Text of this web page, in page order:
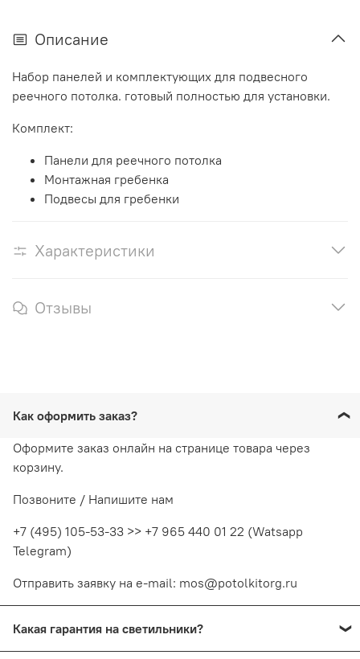
Описание
Набор панелей и комплектующих для подвесного
реечного потолка. готовый полностью для установки.
Комплект:
Панели для реечного потолка
Монтажная гребенка
Подвесы для гребенки
Характеристики
Отзывы
Как оформить заказ?
Оформите заказ онлайн на странице товара через
корзину.
Позвоните / Напишите нам
+7 (495) 105-53-33 >> +7 965 440 01 22 (Watsapp
Telegram)
Отправить заявку на e-mail: mos@potolkitorg.ru
Какая гарантия на светильники?